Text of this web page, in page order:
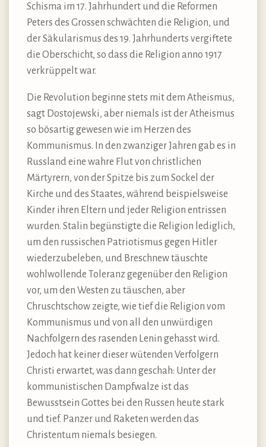
Schisma im 17. Jahrhundert und die Reformen
Peters des Grossen schwächten die Religion, und
der Säkularismus des 19. Jahrhunderts vergiftete
die Oberschicht, so dass die Religion anno 1917
verkrüppelt war.
Die Revolution beginne stets mit dem Atheismus,
sagt Dostojewski, aber niemals ist der Atheismus
so bösartig gewesen wie im Herzen des
Kommunismus. In den zwanziger Jahren gab es in
Russland eine wahre Flut von christlichen
Märtyrern, von der Spitze bis zum Sockel der
Kirche und des Staates, während beispielsweise
Kinder ihren Eltern und jeder Religion entrissen
wurden. Stalin begünstigte die Religion lediglich,
um den russischen Patriotismus gegen Hitler
wiederzubeleben, und Breschnew täuschte
wohlwollende Toleranz gegenüber den Religion
vor, um den Westen zu täuschen, aber
Chruschtschow zeigte, wie tief die Religion vom
Kommunismus und von all den unwürdigen
Nachfolgern des rasenden Lenin gehasst wird.
Jedoch hat keiner dieser wütenden Verfolgern
Christi erwartet, was dann geschah: Unter der
kommunistischen Dampfwalze ist das
Bewusstsein Gottes bei den Russen heute stark
und tief. Panzer und Raketen werden das
Christentum niemals besiegen.